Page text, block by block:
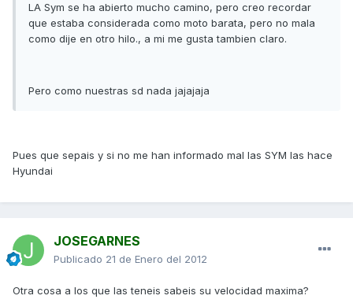
LA Sym se ha abierto mucho camino, pero creo recordar
que estaba considerada como moto barata, pero no mala
como dije en otro hilo., a mi me gusta tambien claro.
Pero como nuestras sd nada jajajaja
Pues que sepais y si no me han informado mal las SYM las hace
Hyundai
JOSEGARNES
Publicado 21 de Enero del 2012
Otra cosa a los que las teneis sabeis su velocidad maxima?